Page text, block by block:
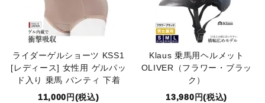
ライダーゲルショーツ KSS1
[レディース] 女性用 ゲルパッ
ド入り 乗馬 パンティ 下着
11,000円(税込)
Klaus 乗馬用ヘルメット
OLIVER（フラワー・ブラッ
ク）
13,980円(税込)